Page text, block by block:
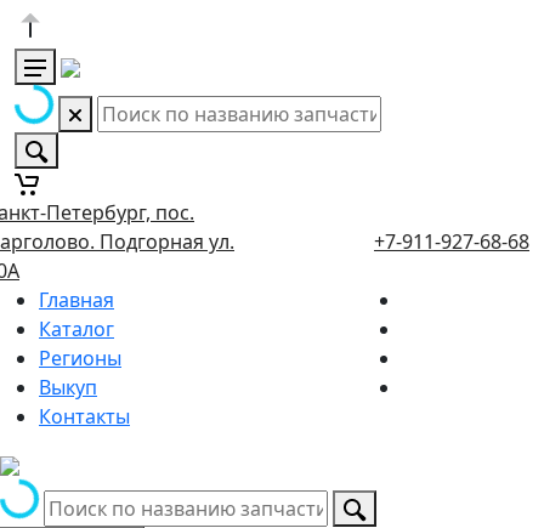
Петербург, пос.
Подгорная ул.
+7-911-927-68-68
Главная
Каталог
Регионы
Выкуп
Контакты